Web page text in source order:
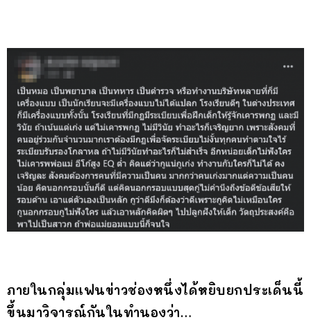
ภายในกลุ่มแฟนข่าวช่องหนึ่งได้หยิบยกประเด็นนี้
ขึ้นมาวิจารณ์กันในทำนองว่า…